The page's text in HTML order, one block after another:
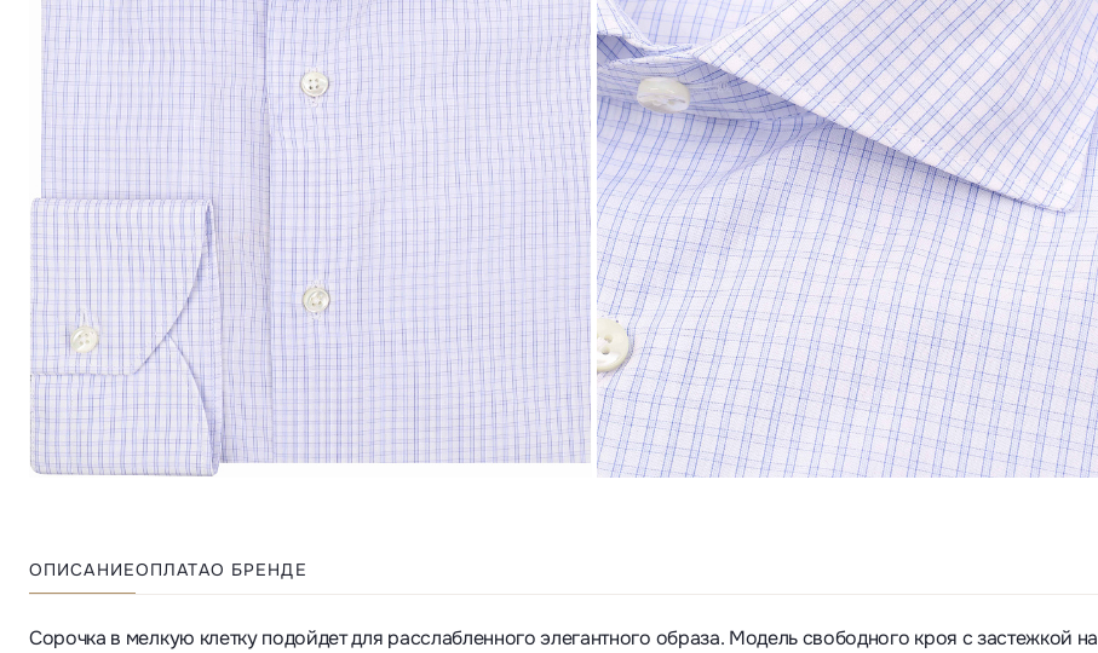
ОПИСАНИЕОПЛАТАО БРЕНДЕ
Сорочка в мелкую клетку подойдет для расслабленного элегантного образа. Модель свободного кроя с застежкой на